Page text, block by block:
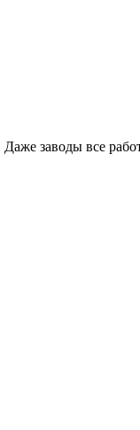
заводы все